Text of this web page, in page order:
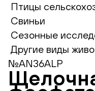
Птицы
Свиньи
Сезонные
Другие виды
№AN36ALP